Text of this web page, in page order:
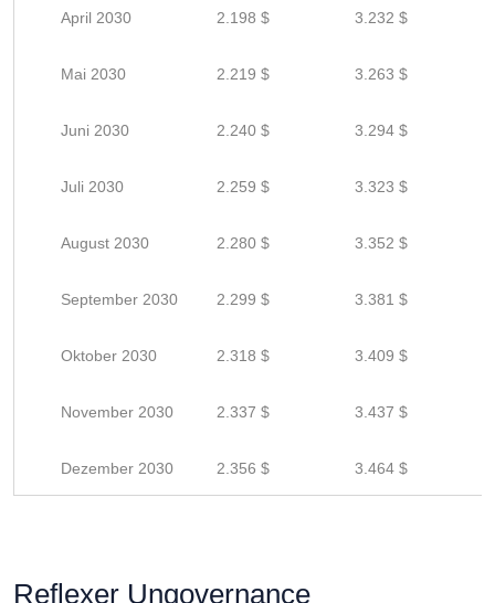
April 2030 2.198 $ 3.232 $
Mai 2030 2.219 $ 3.263 $
Juni 2030 2.240 $ 3.294 $
Juli 2030 2.259 $ 3.323 $
August 2030 2.280 $ 3.352 $
September 2030 2.299 $ 3.381 $
Oktober 2030 2.318 $ 3.409 $
November 2030 2.337 $ 3.437 $
Dezember 2030 2.356 $ 3.464 $
Reflexer Ungovernance